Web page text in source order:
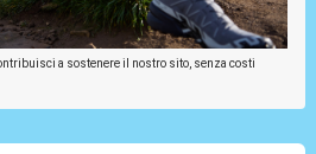
a sostenere il nostro sito, senza costi